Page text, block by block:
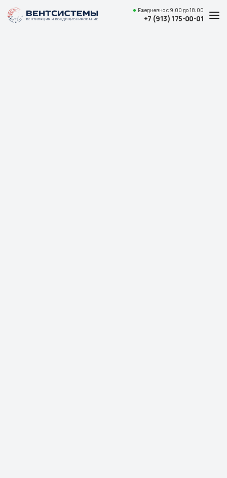
Ежедневнос 9:00 до 18:00
+7 (913) 175-00-01